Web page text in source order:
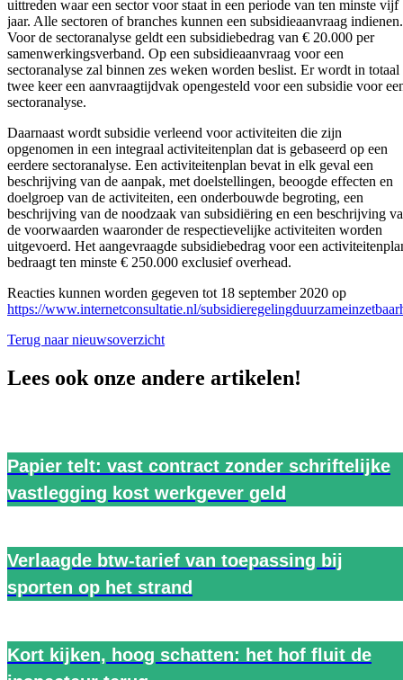
uittreden waar een sector voor staat in een periode van ten minste vijf
jaar. Alle sectoren of branches kunnen een subsidieaanvraag indienen.
Voor de sectoranalyse geldt een subsidiebedrag van € 20.000 per
samenwerkingsverband. Op een subsidieaanvraag voor een
sectoranalyse zal binnen zes weken worden beslist. Er wordt in totaal
twee keer een aanvraagtijdvak opengesteld voor een subsidie voor
sectoranalyse.
Daarnaast wordt subsidie verleend voor activiteiten die zijn
opgenomen in een integraal activiteitenplan dat is gebaseerd op een
eerdere sectoranalyse. Een activiteitenplan bevat in elk geval een
beschrijving van de aanpak, met doelstellingen, beoogde effecten en
doelgroep van de activiteiten, een onderbouwde begroting, een
beschrijving van de noodzaak van subsidiëring en een beschrijving
de voorwaarden waaronder de respectievelijke activiteiten worden
uitgevoerd. Het aangevraagde subsidiebedrag voor een
bedraagt ten minste € 250.000 exclusief overhead.
Reacties kunnen worden gegeven tot 18 september 2020 op
https://www.internetconsultatie.nl/
Terug naar nieuwsoverzicht
Lees ook onze andere artikelen!
Papier telt: vast contract zonder schriftelijke
vastlegging kost werkgever geld
Verlaagde btw-tarief van toepassing bij
sporten op het strand
Kort kijken, hoog schatten: het hof fluit de